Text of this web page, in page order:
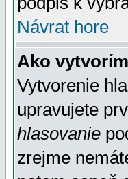
Návrat hore
Ako
Vytvorenie
upravujete
hlasovanie
zrejme